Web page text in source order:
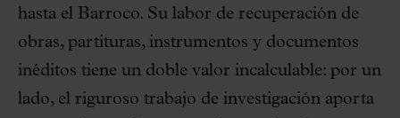
hasta el Barroco. Su labor de recuperación de
obras, partituras, instrumentos y documentos
inéditos tiene un doble valor incalculable: por un
lado, el riguroso trabajo de investigación aporta